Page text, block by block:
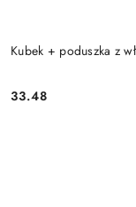
Kubek + poduszka z
Cena:
33.48